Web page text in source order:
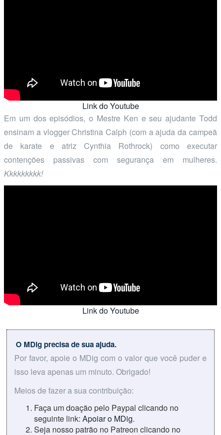
Link do Youtube
Em um dos episódios, o Mestre Ken e seu ajudante Todd
ensinam a vlogger Christina Calph (com a ajuda da campeã
de karate e atriz Cynthia Rothrock) como executar
contenções passivas com segurança em mulheres.
Kkkkkkkkk!
Link do Youtube
O MDig precisa de sua ajuda.
Por favor, apoie o MDig com o valor que você puder e
isso leva apenas um minuto. Obrigado!
Meios de fazer a sua contribuição:
Faça um doação pelo Paypal clicando no
seguinte link: Apoiar o MDig.
Seja nosso patrão no Patreon clicando no